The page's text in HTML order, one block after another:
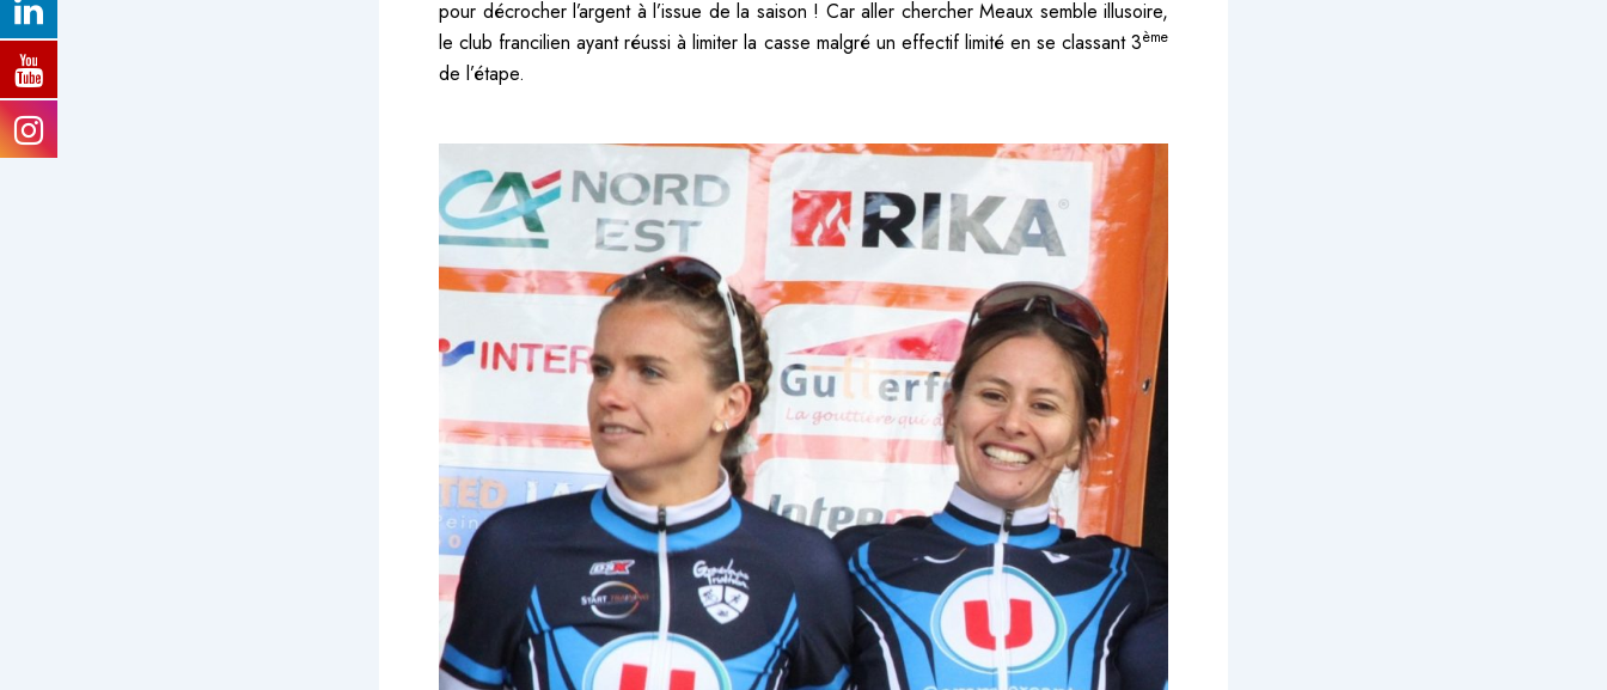
pour décrocher l’argent à l’issue de la saison ! Car aller chercher Meaux semble illusoire,
le club francilien ayant réussi à limiter la casse malgré un effectif limité en se classant 3ème
de l’étape.